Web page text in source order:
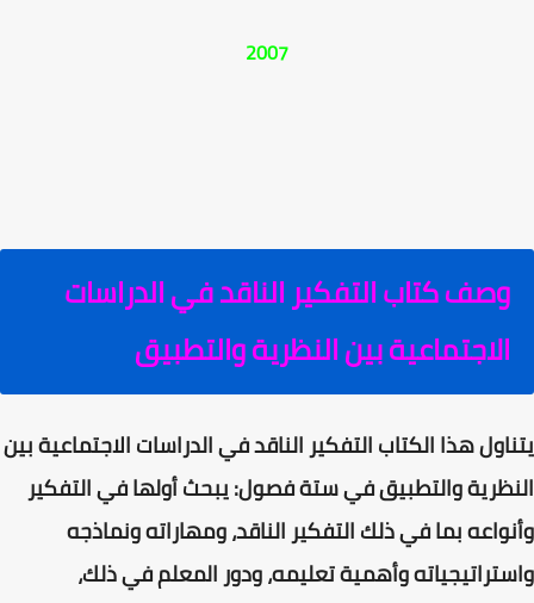
2007
وصف كتاب التفكير الناقد في الدراسات
الاجتماعية بين النظرية والتطبيق
يتناول هذا الكتاب التفكير الناقد في الدراسات الاجتماعية بين
النظرية والتطبيق في ستة فصول: يبحث أولها في التفكير
وأنواعه بما في ذلك التفكير الناقد، ومهاراته ونماذجه
واستراتيجياته وأهمية تعليمه، ودور المعلم في ذلك،